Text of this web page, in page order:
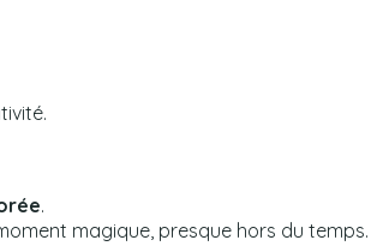
.
magique, presque hors du temps.